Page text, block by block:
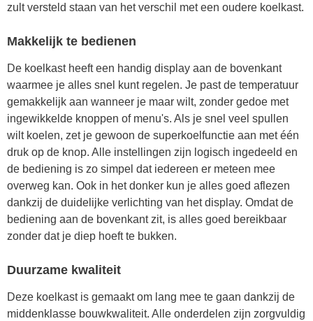
zult versteld staan van het verschil met een oudere koelkast.
Makkelijk te bedienen
De koelkast heeft een handig display aan de bovenkant
waarmee je alles snel kunt regelen. Je past de temperatuur
gemakkelijk aan wanneer je maar wilt, zonder gedoe met
ingewikkelde knoppen of menu's. Als je snel veel spullen
wilt koelen, zet je gewoon de superkoelfunctie aan met één
druk op de knop. Alle instellingen zijn logisch ingedeeld en
de bediening is zo simpel dat iedereen er meteen mee
overweg kan. Ook in het donker kun je alles goed aflezen
dankzij de duidelijke verlichting van het display. Omdat de
bediening aan de bovenkant zit, is alles goed bereikbaar
zonder dat je diep hoeft te bukken.
Duurzame kwaliteit
Deze koelkast is gemaakt om lang mee te gaan dankzij de
middenklasse bouwkwaliteit. Alle onderdelen zijn zorgvuldig